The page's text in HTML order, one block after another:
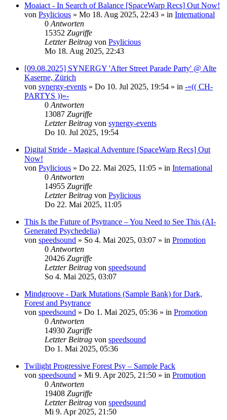
Moaiact - In Search of Balance [SpaceWarp Recs] Out Now!
von Psylicious » Mo 18. Aug 2025, 22:43 » in International
0 Antworten
15352 Zugriffe
Letzter Beitrag von Psylicious
Mo 18. Aug 2025, 22:43
[09.08.2025] SYNERGY 'After Street Parade Party' @ Alte
Kaserne, Zürich
von synergy-events » Do 10. Jul 2025, 19:54 » in -«(( CH-
PARTYS ))»-
0 Antworten
13087 Zugriffe
Letzter Beitrag von synergy-events
Do 10. Jul 2025, 19:54
Digital Stride - Magical Adventure [SpaceWarp Recs] Out
Now!
von Psylicious » Do 22. Mai 2025, 11:05 » in International
0 Antworten
14955 Zugriffe
Letzter Beitrag von Psylicious
Do 22. Mai 2025, 11:05
This Is the Future of Psytrance – You Need to See This (AI-
Generated Psychedelia)
von speedsound » So 4. Mai 2025, 03:07 » in Promotion
0 Antworten
20426 Zugriffe
Letzter Beitrag von speedsound
So 4. Mai 2025, 03:07
Mindgroove - Dark Mutations (Sample Bank) for Dark,
Forest and Psytrance
von speedsound » Do 1. Mai 2025, 05:36 » in Promotion
0 Antworten
14930 Zugriffe
Letzter Beitrag von speedsound
Do 1. Mai 2025, 05:36
Twilight Progressive Forest Psy – Sample Pack
von speedsound » Mi 9. Apr 2025, 21:50 » in Promotion
0 Antworten
19408 Zugriffe
Letzter Beitrag von speedsound
Mi 9. Apr 2025, 21:50